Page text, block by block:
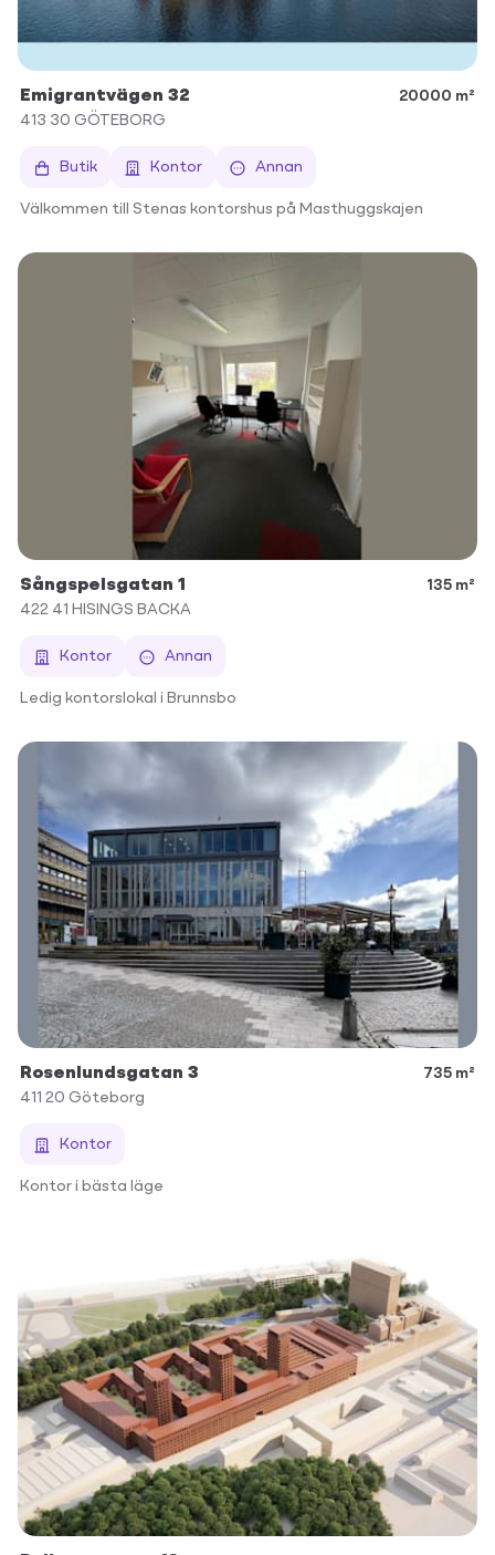
Emigrantvägen 32
20000 m²
413 30 GÖTEBORG
Butik Kontor Annan
Välkommen till Stenas kontorshus på Masthuggskajen
Sångspelsgatan 1
135 m²
422 41 HISINGS BACKA
Kontor Annan
Ledig kontorslokal i Brunnsbo
Rosenlundsgatan 3
735 m²
411 20 Göteborg
Kontor
Kontor i bästa läge